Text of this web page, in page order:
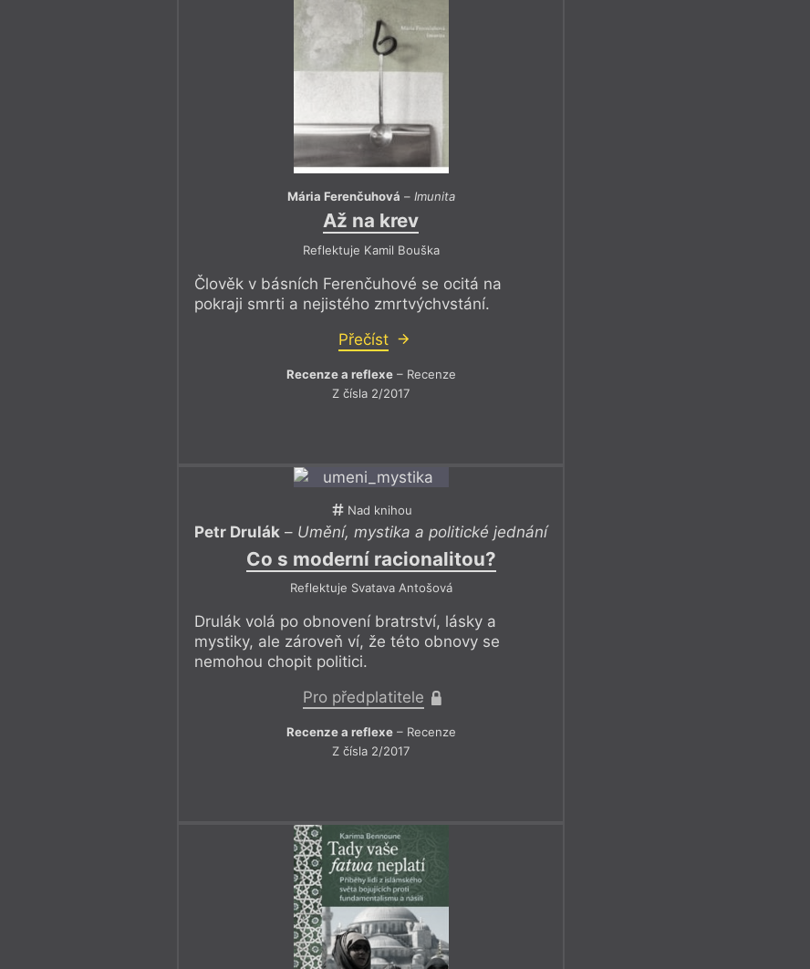
Mária Ferenčuhová – Imunita
Až na krev
Reflektuje Kamil Bouška
Člověk v básních Ferenčuhové se ocitá na
pokraji smrti a nejistého zmrtvýchvstání.
Přečíst
Recenze a reflexe– Recenze
Z čísla 2/2017
Nad knihou
Petr Drulák – Umění, mystika a politické jednání
Co s moderní racionalitou?
Reflektuje Svatava Antošová
Drulák volá po obnovení bratrství, lásky a
mystiky, ale zároveň ví, že této obnovy se
nemohou chopit politici.
Pro předplatitele
Recenze a reflexe– Recenze
Z čísla 2/2017